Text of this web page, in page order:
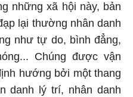
những xã hội này, bản
lại thường nhân danh
như tự do, bình đẳng,
Chúng được vận
hướng bởi một thang
danh lý trí, nhân danh